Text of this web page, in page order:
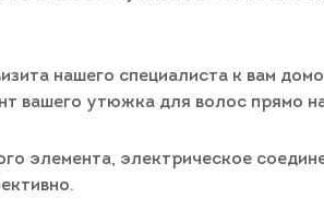
нашего специалиста к вам
вашего утюжка для волос прямо
элемента, электрическое